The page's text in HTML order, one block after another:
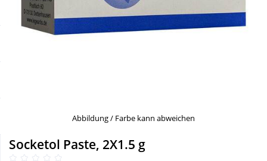
Sale
Täglich gut versorgt
Körperpflege & Kosmetik
Nahrungsergänzung
Natur & Homöopathie
Abbildung / Farbe kann abweichen
Socketol Paste, 2X1.5 g